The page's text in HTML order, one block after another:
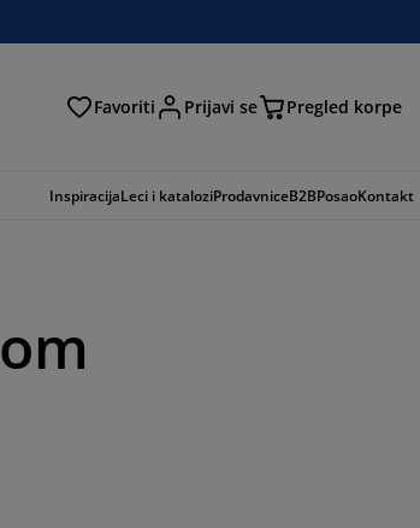
Favoriti Prijavi se Pregled korpe
InspiracijaLeci i kataloziProdavniceB2BPosaoKontakt